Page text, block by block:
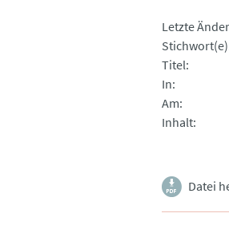
Letzte
Stichwort(e)
Titel
In
Am
Inhalt
Datei